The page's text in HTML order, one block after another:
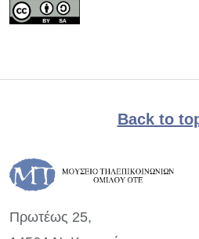
Back to
Πρωτέως 25,